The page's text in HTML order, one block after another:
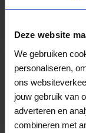
Deze website
We gebruiken
personaliseren,
ons
jouw gebruik van
adverteren en
combineren met
Eetcafe
Binnenpad
8355BR